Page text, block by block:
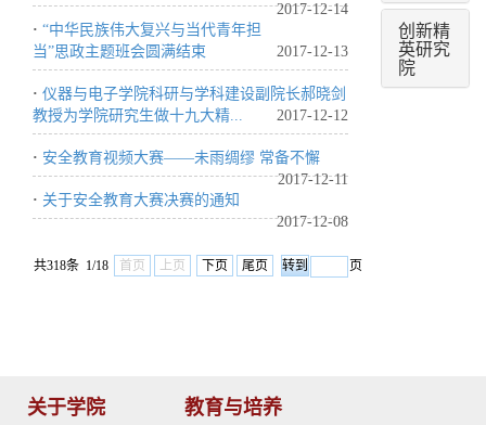
2017-12-14
· “中华民族伟大复兴与当代青年担
当”思政主题班会圆满结束
2017-12-13
· 仪器与电子学院科研与学科建设副院长郝晓剑
教授为学院研究生做十九大精...
2017-12-12
· 安全教育视频大赛——未雨绸缪 常备不懈
2017-12-11
· 关于安全教育大赛决赛的通知
2017-12-08
共318条 1/18 首页 上页 下页 尾页 页
创新精
英研究
院
关于学院 教育与培养